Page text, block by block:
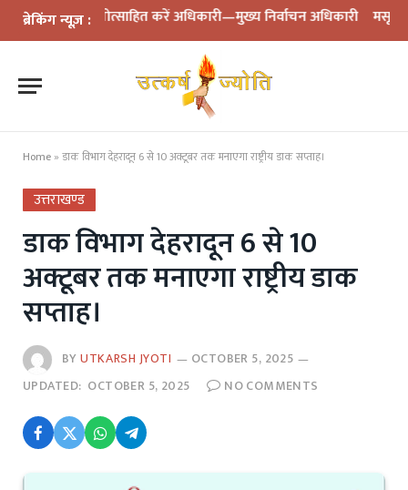
ब्रेकिंग न्यूज़ :
को प्रोत्साहित करें अधिकारी—मुख्य निर्वाचन अधिकारी मसूरी में पूर्व
Home » डाक विभाग देहरादून 6 से 10 अक्टूबर तक मनाएगा राष्ट्रीय डाक सप्ताह।
उत्तराखण्ड
डाक विभाग देहरादून 6 से 10
अक्टूबर तक मनाएगा राष्ट्रीय डाक
सप्ताह।
BYUTKARSH JYOTI
OCTOBER 5, 2025
UPDATED: OCTOBER 5, 2025 NO COMMENTS